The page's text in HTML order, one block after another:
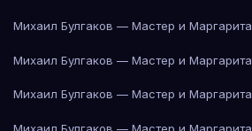
Михаил Булгаков — Мастер и Маргарита
Михаил Булгаков — Мастер и Маргарита
Михаил Булгаков — Мастер и Маргарита